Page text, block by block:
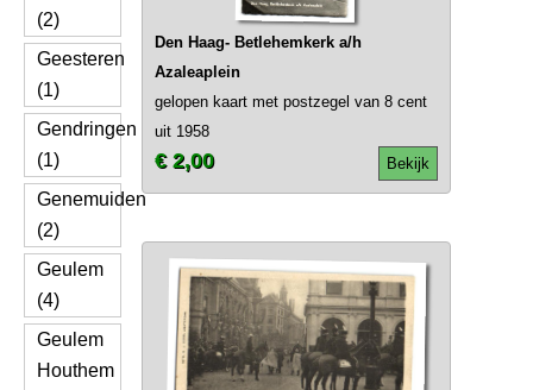
(2)
Geesteren
(1)
Gendringen
(1)
Genemuiden
(2)
Geulem
(4)
Geulem
Houthem
Den Haag- Betlehemkerk a/h
Azaleaplein
gelopen kaart met postzegel van 8 cent
uit 1958
Bekijk
€ 2,00